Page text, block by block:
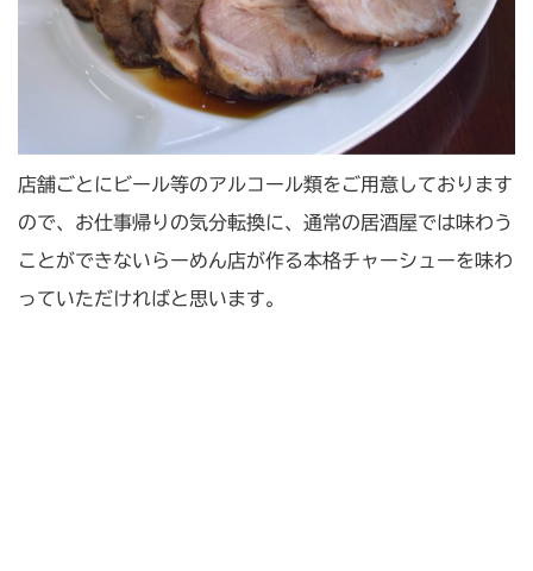
店舗ごとにビール等のアルコール類をご用意しております
ので、お仕事帰りの気分転換に、通常の居酒屋では味わう
ことができないらーめん店が作る本格チャーシューを味わ
っていただければと思います。